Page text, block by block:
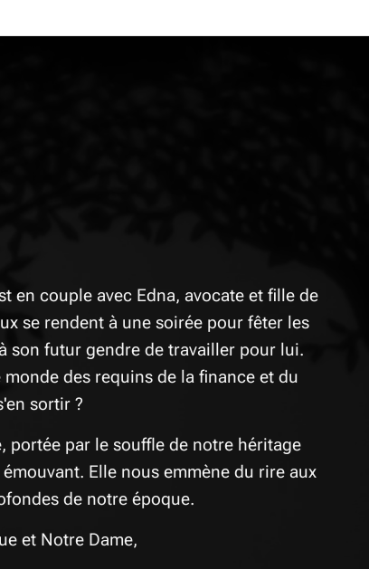
en couple avec Edna, avocate et fille de
se rendent à une soirée pour fêter les
son futur gendre de travailler pour lui.
des requins de la finance et du
sortir ?
portée par le souffle de notre héritage
Elle nous emmène du rire aux
de notre époque.
et Notre Dame,